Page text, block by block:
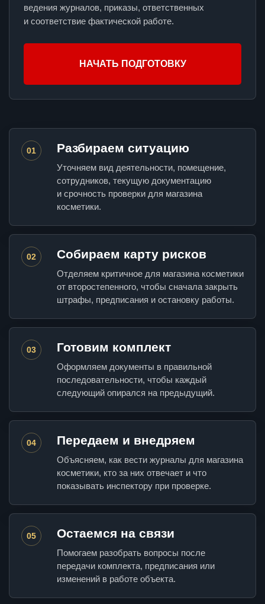
ведения журналов, приказы, ответственных
и соответствие фактической работе.
НАЧАТЬ ПОДГОТОВКУ
01 Разбираем ситуацию
Уточняем вид деятельности, помещение,
сотрудников, текущую документацию
и срочность проверки для магазина
косметики.
02 Собираем карту рисков
Отделяем критичное для магазина косметики
от второстепенного, чтобы сначала закрыть
штрафы, предписания и остановку работы.
03 Готовим комплект
Оформляем документы в правильной
последовательности, чтобы каждый
следующий опирался на предыдущий.
04 Передаем и внедряем
Объясняем, как вести журналы для магазина
косметики, кто за них отвечает и что
показывать инспектору при проверке.
05 Остаемся на связи
Помогаем разобрать вопросы после
передачи комплекта, предписания или
изменений в работе объекта.